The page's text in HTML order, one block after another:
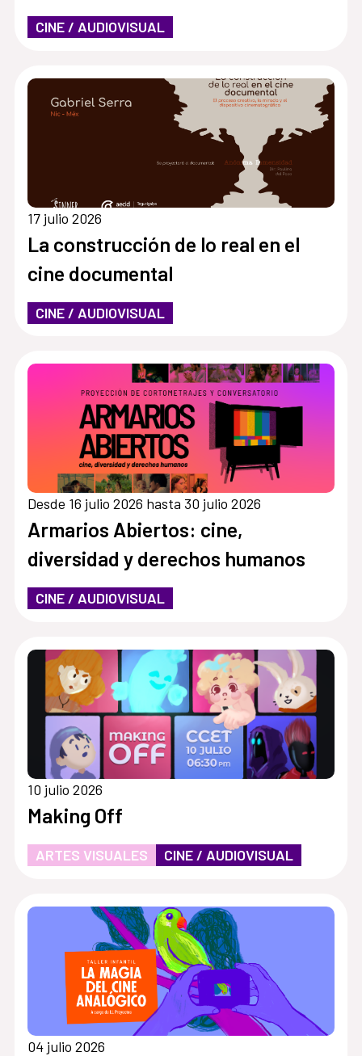
CINE / AUDIOVISUAL
17 julio 2026
La construcción de lo real en el
cine documental
CINE / AUDIOVISUAL
Desde 16 julio 2026 hasta 30 julio 2026
Armarios Abiertos: cine,
diversidad y derechos humanos
CINE / AUDIOVISUAL
10 julio 2026
Making Off
ARTES VISUALES CINE / AUDIOVISUAL
04 julio 2026